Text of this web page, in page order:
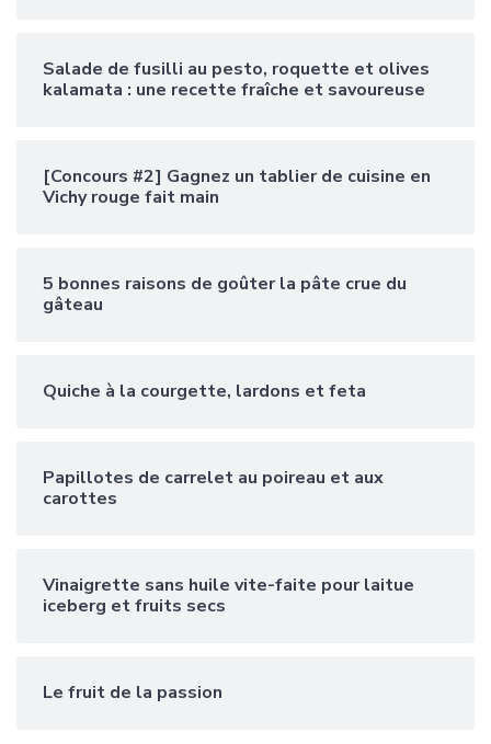
Salade de fusilli au pesto, roquette et olives
kalamata : une recette fraîche et savoureuse
[Concours #2] Gagnez un tablier de cuisine en
Vichy rouge fait main
5 bonnes raisons de goûter la pâte crue du
gâteau
Quiche à la courgette, lardons et feta
Papillotes de carrelet au poireau et aux
carottes
Vinaigrette sans huile vite-faite pour laitue
iceberg et fruits secs
Le fruit de la passion